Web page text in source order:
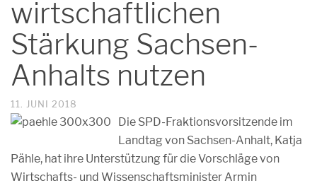
wirtschaftlichen
Stärkung Sachsen-
Anhalts nutzen
11. JUNI 2018
Die SPD-Fraktionsvorsitzende im
Landtag von Sachsen-Anhalt, Katja
Pähle, hat ihre Unterstützung für die Vorschläge von
Wirtschafts- und Wissenschaftsminister Armin